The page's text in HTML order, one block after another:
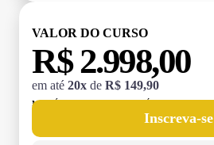
VALOR DO CURSO
R$ 2.998,00
em até 20x de R$ 149,90
MATRÍCULA:
Inscreva-se